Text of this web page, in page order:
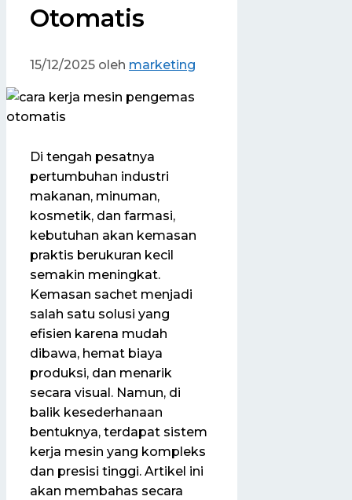
Otomatis
15/12/2025 oleh marketing
Di tengah pesatnya
pertumbuhan industri
makanan, minuman,
kosmetik, dan farmasi,
kebutuhan akan kemasan
praktis berukuran kecil
semakin meningkat.
Kemasan sachet menjadi
salah satu solusi yang
efisien karena mudah
dibawa, hemat biaya
produksi, dan menarik
secara visual. Namun, di
balik kesederhanaan
bentuknya, terdapat sistem
kerja mesin yang kompleks
dan presisi tinggi. Artikel ini
akan membahas secara